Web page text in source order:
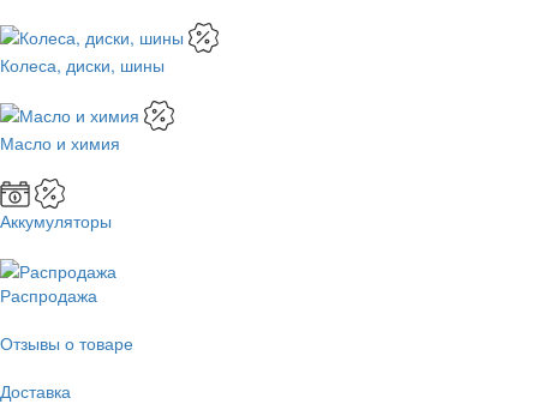
Колеса, диски, шины
Масло и химия
Аккумуляторы
Распродажа
Отзывы о товаре
Доставка